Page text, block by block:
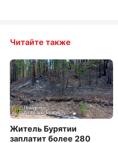
Читайте также
Житель Бурятии
заплатит более 280